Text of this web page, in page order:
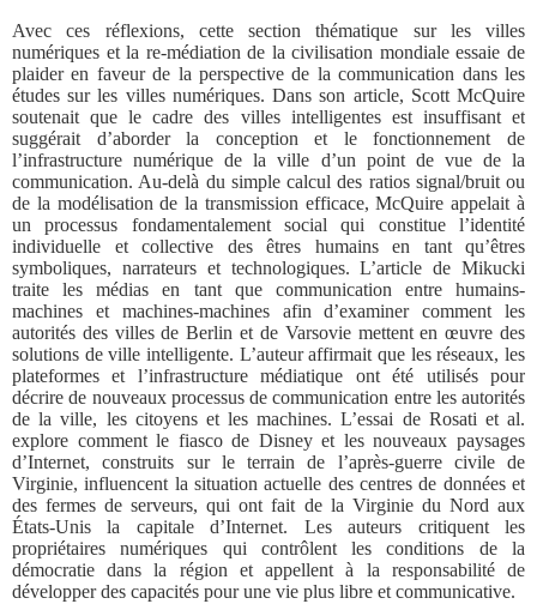
Avec ces réflexions, cette section thématique sur les villes
numériques et la re-médiation de la civilisation mondiale essaie de
plaider en faveur de la perspective de la communication dans les
études sur les villes numériques. Dans son article, Scott McQuire
soutenait que le cadre des villes intelligentes est insuffisant et
suggérait d’aborder la conception et le fonctionnement de
l’infrastructure numérique de la ville d’un point de vue de la
communication. Au-delà du simple calcul des ratios signal/bruit ou
de la modélisation de la transmission efficace, McQuire appelait à
un processus fondamentalement social qui constitue l’identité
individuelle et collective des êtres humains en tant qu’êtres
symboliques, narrateurs et technologiques. L’article de Mikucki
traite les médias en tant que communication entre humains-
machines et machines-machines afin d’examiner comment les
autorités des villes de Berlin et de Varsovie mettent en œuvre des
solutions de ville intelligente. L’auteur affirmait que les réseaux, les
plateformes et l’infrastructure médiatique ont été utilisés pour
décrire de nouveaux processus de communication entre les autorités
de la ville, les citoyens et les machines. L’essai de Rosati et al.
explore comment le fiasco de Disney et les nouveaux paysages
d’Internet, construits sur le terrain de l’après-guerre civile de
Virginie, influencent la situation actuelle des centres de données et
des fermes de serveurs, qui ont fait de la Virginie du Nord aux
États-Unis la capitale d’Internet. Les auteurs critiquent les
propriétaires numériques qui contrôlent les conditions de la
démocratie dans la région et appellent à la responsabilité de
développer des capacités pour une vie plus libre et communicative.